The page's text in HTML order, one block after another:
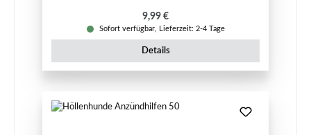
Regulärer Preis:
9,99 €
Sofort verfügbar, Lieferzeit: 2-4 Tage
Details